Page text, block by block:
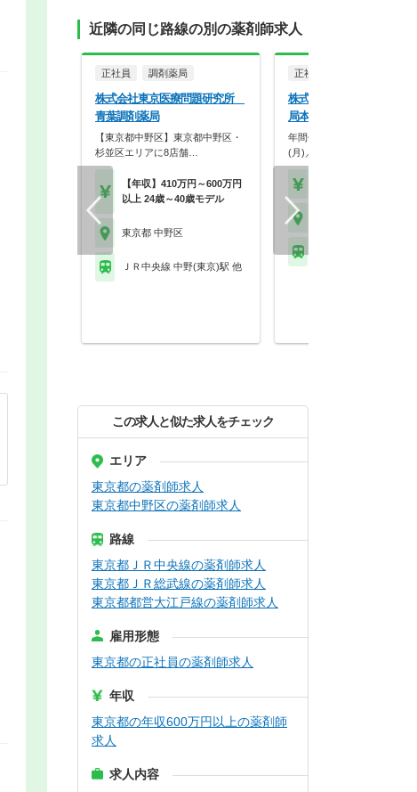
近隣の同じ路線の別の薬剤師求人
正社員 調剤薬局
株式会社東京医療問題研究所
青葉調剤薬局
【東京都中野区】東京都中野区・
杉並区エリアに8店舗…
【年収】410万円～600万円
以上 24歳～40歳モデル
東京都 中野区
ＪＲ中央線 中野(東京)駅 他
正社員
株式会社なごみ薬局 な
局本店
年間休日120日／平均残業5
(月)／18時終業…
この求人と似た求人をチェック
エリア
東京都の薬剤師求人
東京都中野区の薬剤師求人
路線
東京都ＪＲ中央線の薬剤師求人
東京都ＪＲ総武線の薬剤師求人
東京都都営大江戸線の薬剤師求人
雇用形態
東京都の正社員の薬剤師求人
年収
東京都の年収600万円以上の薬剤師
求人
求人内容